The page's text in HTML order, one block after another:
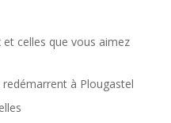
celles que vous aimez
à Plougastel